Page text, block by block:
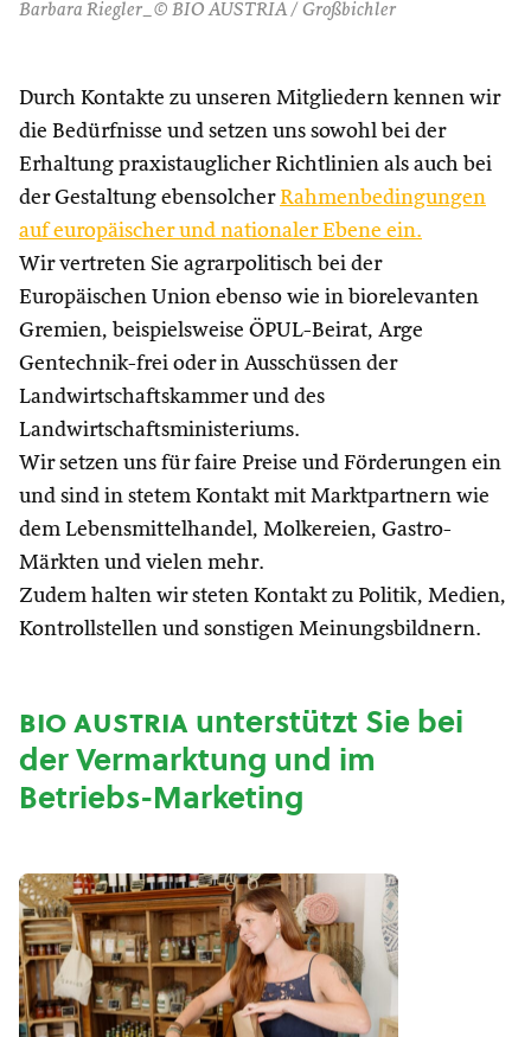
Barbara Riegler_© BIO AUSTRIA / Großbichler
Durch Kontakte zu unseren Mitgliedern kennen wir
die Bedürfnisse und setzen uns sowohl bei der
Erhaltung praxistauglicher Richtlinien als auch bei
der Gestaltung ebensolcher Rahmenbedingungen
auf europäischer und nationaler Ebene ein.
Wir vertreten Sie agrarpolitisch bei der
Europäischen Union ebenso wie in biorelevanten
Gremien, beispielsweise ÖPUL-Beirat, Arge
Gentechnik-frei oder in Ausschüssen der
Landwirtschaftskammer und des
Landwirtschaftsministeriums.
Wir setzen uns für faire Preise und Förderungen ein
und sind in stetem Kontakt mit Marktpartnern wie
dem Lebensmittelhandel, Molkereien, Gastro-
Märkten und vielen mehr.
Zudem halten wir steten Kontakt zu Politik, Medien,
Kontrollstellen und sonstigen Meinungsbildnern.
bio austriaunterstützt Sie bei
der Vermarktung und im
Betriebs-Marketing